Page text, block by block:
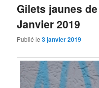
Gilets jaunes
Janvier 2019
Publié le3 janvier 2019